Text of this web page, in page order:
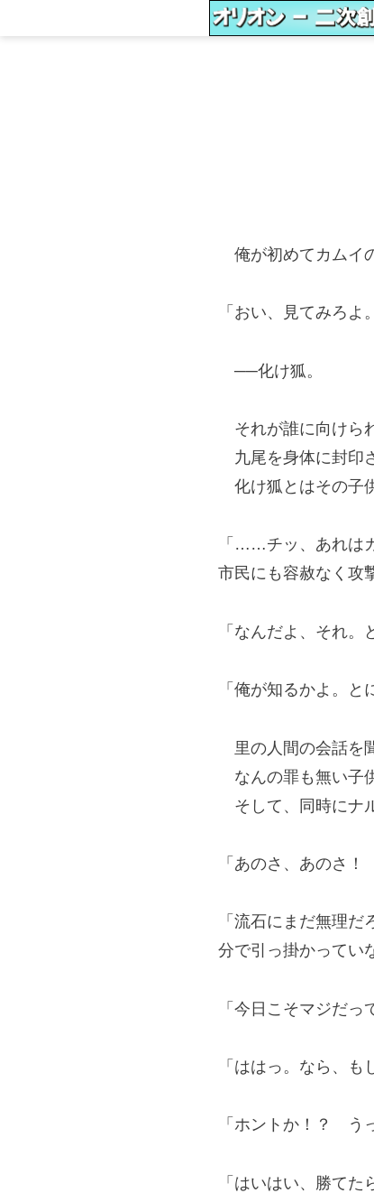
俺が初めてカムイ
「おい、見てみろよ
──化け狐。
それが誰に向けら
九尾を身体に封印
化け狐とはその子
「……チッ、あれは
市民にも容赦なく攻
「なんだよ、それ
「俺が知るかよ。
里の人間の会話を
なんの罪も無い子
そして、同時にナ
「あのさ、あのさ
「流石にまだ無理
分で引っ掛かってい
「今日こそマジだっ
「ははっ。なら、
「ホントか！？ う
「はいはい、勝てた